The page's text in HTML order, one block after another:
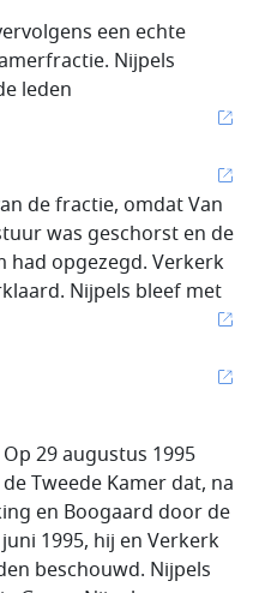
een echte
Nijpels
leden
de fractie, omdat Van
was geschorst en de
opgezegd. Verkerk
Nijpels bleef met
29 augustus 1995
Tweede Kamer dat, na
en Boogaard door de
1995, hij en Verkerk
beschouwd. Nijpels